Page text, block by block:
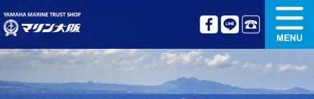
中古艇情報